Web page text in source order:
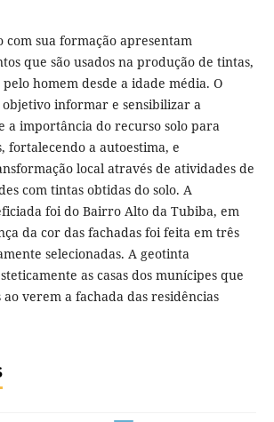
com sua formação apresentam
que são usados na produção de tintas,
homem desde a idade média. O
informar e sensibilizar a
a importância do recurso solo para
fortalecendo a autoestima, e
local através de atividades de
com tintas obtidas do solo. A
foi do Bairro Alto da Tubiba, em
da cor das fachadas foi feita em três
selecionadas. A geotinta
as casas dos munícipes que
verem a fachada das residências